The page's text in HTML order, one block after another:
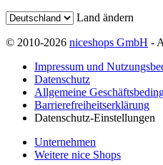
Land ändern
© 2010-2026 niceshops GmbH -
Impressum und
Datenschutz
Allgemeine
Barrierefreiheitserklärung
Datenschutz-Einstellungen
Unternehmen
Weitere nice Shops